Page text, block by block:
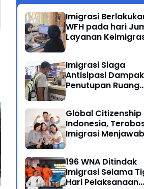
Imigrasi
WFH pada hari
Layanan
Imigrasi Siaga
Antisipasi Dampak
Penutupan Ruang
Global Citizenship
Indonesia,
Imigrasi Menjawab
196 WNA Ditindak
Imigrasi Selama
Hari Pelaksanaan